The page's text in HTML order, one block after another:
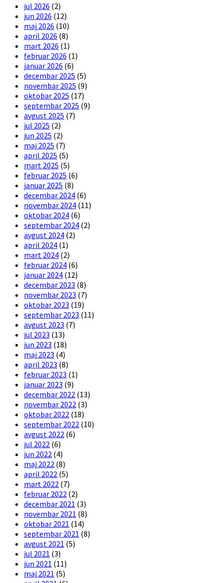
jul 2026 (2)
jun 2026 (12)
maj 2026 (10)
april 2026 (8)
mart 2026 (1)
februar 2026 (1)
januar 2026 (6)
decembar 2025 (5)
novembar 2025 (9)
oktobar 2025 (17)
septembar 2025 (9)
avgust 2025 (7)
jul 2025 (2)
jun 2025 (2)
maj 2025 (7)
april 2025 (5)
mart 2025 (5)
februar 2025 (6)
januar 2025 (8)
decembar 2024 (6)
novembar 2024 (11)
oktobar 2024 (6)
septembar 2024 (2)
avgust 2024 (2)
april 2024 (1)
mart 2024 (2)
februar 2024 (6)
januar 2024 (12)
decembar 2023 (8)
novembar 2023 (7)
oktobar 2023 (19)
septembar 2023 (11)
avgust 2023 (7)
jul 2023 (13)
jun 2023 (18)
maj 2023 (4)
april 2023 (8)
februar 2023 (1)
januar 2023 (9)
decembar 2022 (13)
novembar 2022 (3)
oktobar 2022 (18)
septembar 2022 (10)
avgust 2022 (6)
jul 2022 (6)
jun 2022 (4)
maj 2022 (8)
april 2022 (5)
mart 2022 (7)
februar 2022 (2)
decembar 2021 (3)
novembar 2021 (8)
oktobar 2021 (14)
septembar 2021 (8)
avgust 2021 (5)
jul 2021 (3)
jun 2021 (11)
maj 2021 (5)